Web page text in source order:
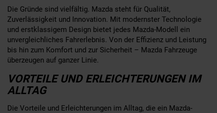
Die Gründe sind vielfältig. Mazda steht für Qualität,
Zuverlässigkeit und Innovation. Mit modernster Technologie
und erstklassigem Design bietet jedes Mazda-Modell ein
unvergleichliches Fahrerlebnis. Von der Effizienz und Leistung
bis hin zum Komfort und zur Sicherheit – Mazda Fahrzeuge
überzeugen auf ganzer Linie.
VORTEILE UND ERLEICHTERUNGEN IM
ALLTAG
Die Vorteile und Erleichterungen im Alltag, die ein Mazda-